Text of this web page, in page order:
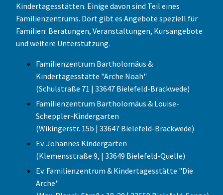
Kindertagesstätten. Einige davon sind Teil eines
Familienzentrums. Dort gibt es Angebote speziell für
Familien: Beratungen, Veranstaltungen, Kursangebote
und weitere Unterstützung.
Familienzentrum Bartholomäus &
Kindertagesstätte "Arche Noah"
(Schulstraße 71 | 33647 Bielefeld-Brackwede)
Familienzentrum Bartholomäus & Louise-
Scheppler-Kindergarten
(Wikingerstr. 15b | 33647 Bielefeld-Brackwede)
Ev. Johannes Kindergarten
(Klemensstraße 9, | 33649 Bielefeld-Quelle)
Ev. Familienzentrum & Kindertagesstätte "Die
Arche"